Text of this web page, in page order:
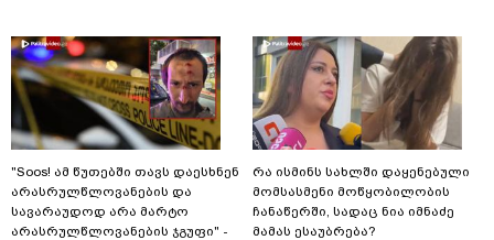
"Soos! ამ წუთებში თავს დაესხნენ
არასრულწლოვანების და
სავარაუდოდ არა მარტო
არასრულწლოვანების ჯგუფი" -
რა ისმინს სახლში დაყენებული
მომსასმენი მოწყობილობის
ჩანაწერში, სადაც ნია იმნაძე
მამას ესაუბრება?